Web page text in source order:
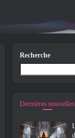
Recherche
Dernières nouvelles